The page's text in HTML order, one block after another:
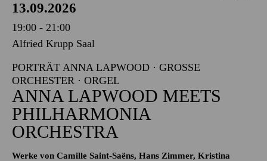
13.09.2026
19:00 - 21:00
Alfried Krupp Saal
PORTRÄT ANNA LAPWOOD · GROSSE O
RCHESTER · ORGEL
ANNA LAPWOOD MEETS
PHILHARMONIA
ORCHESTRA
Werke von Camille Saint-Saëns, Hans Zimmer, Kristina